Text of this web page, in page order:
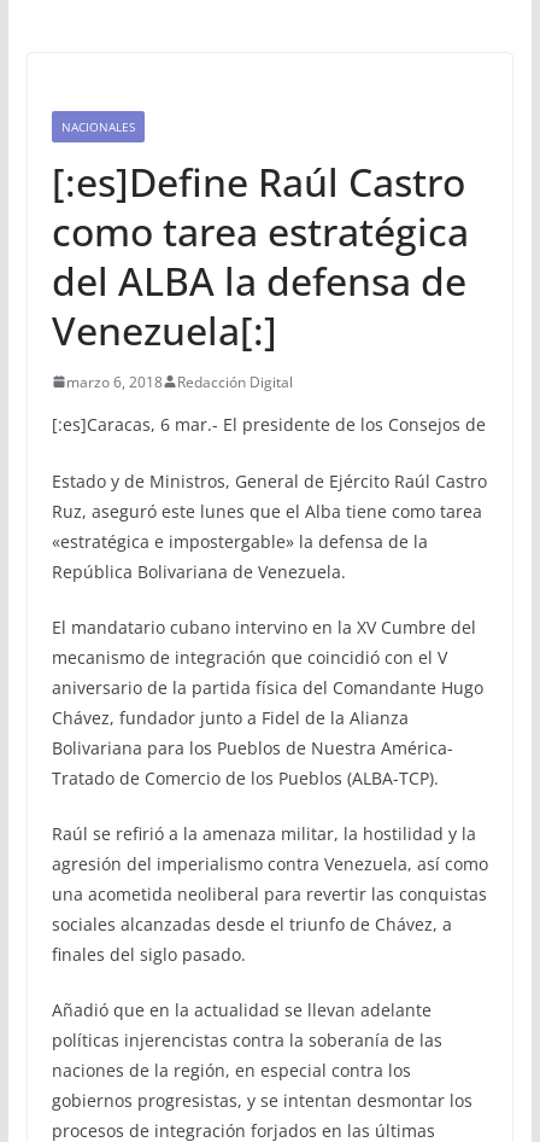
NACIONALES
[:es]Define Raúl Castro
como tarea estratégica
del ALBA la defensa de
Venezuela[:]
marzo 6, 2018 Redacción Digital
[:es]Caracas, 6 mar.- El presidente de los Consejos de
Estado y de Ministros, General de Ejército Raúl Castro
Ruz, aseguró este lunes que el Alba tiene como tarea
«estratégica e impostergable» la defensa de la
República Bolivariana de Venezuela.
El mandatario cubano intervino en la XV Cumbre del
mecanismo de integración que coincidió con el V
aniversario de la partida física del Comandante Hugo
Chávez, fundador junto a Fidel de la Alianza
Bolivariana para los Pueblos de Nuestra América-
Tratado de Comercio de los Pueblos (ALBA-TCP).
Raúl se refirió a la amenaza militar, la hostilidad y la
agresión del imperialismo contra Venezuela, así como
una acometida neoliberal para revertir las conquistas
sociales alcanzadas desde el triunfo de Chávez, a
finales del siglo pasado.
Añadió que en la actualidad se llevan adelante
políticas injerencistas contra la soberanía de las
naciones de la región, en especial contra los
gobiernos progresistas, y se intentan desmontar los
procesos de integración forjados en las últimas